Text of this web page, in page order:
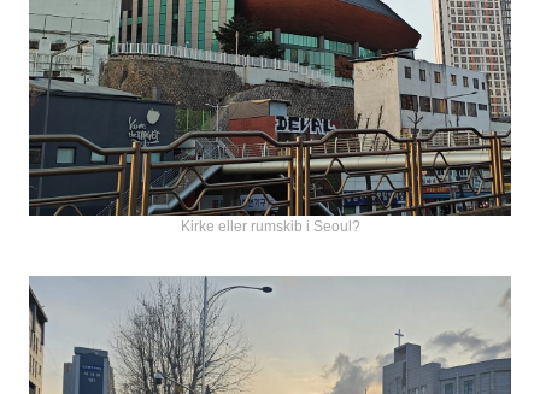
Kirke eller rumskib i Seoul?